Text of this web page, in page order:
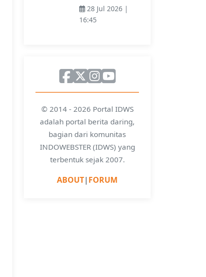
28 Jul 2026 |
16:45
© 2014 - 2026 Portal IDWS
adalah portal berita daring,
bagian dari komunitas
INDOWEBSTER (IDWS) yang
terbentuk sejak 2007.
ABOUT|FORUM